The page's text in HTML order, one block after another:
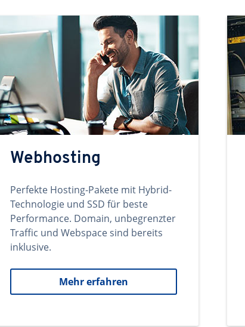
Webhosting
Perfekte Hosting-Pakete mit Hybrid-
Technologie und SSD für beste
Performance. Domain, unbegrenzter
Traffic und Webspace sind bereits
inklusive.
Mehr erfahren